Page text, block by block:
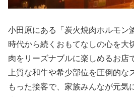
小田原にある「炭火焼肉ホルモン
時代から続くおもてなしの心を大
肉をリーズナブルに楽しめるお店
上質な和牛や希少部位を圧倒的な
もった接客で、家族みんなが元気